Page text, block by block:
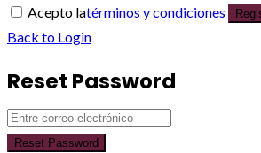
Acepto latérminos y condiciones
Back to Login
Reset Password
Reset Password